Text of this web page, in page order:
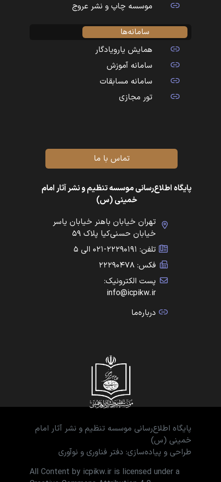
موسسه چاپ و نشر عروج
سامانه‌ها
همایش یارویادگار
سامانه آموزش
سامانه مسابقات
تور مجازی
تماس با ما
پایگاه اطلاع‌رسانی موسسه تنظیم و نشر آثار امام
خمینی (س)
تهران خیابان باهنر خیابان یاسر
خیابان حسنی‌کیا پلاک ۵۹
تلفن: ۲۲۲۹۰۱۹۱-۰۲۱ الی ۵
فکس: ۲۲۲۹۰۴۷۸
پست الکترونیک:
info@icpikw.ir
درباره‌ما
پایگاه اطلاع‌رسانی موسسه تنظیم و نشر آثار امام
خمینی (س)
طراحی و پیاده‌سازی: دفتر فناوری و نوآوری
All Content by icpikw.ir is licensed under a